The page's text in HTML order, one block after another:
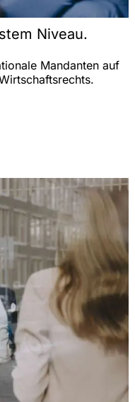
Niveau.
Mandanten auf